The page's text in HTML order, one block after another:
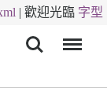
| 歡迎光臨 字型